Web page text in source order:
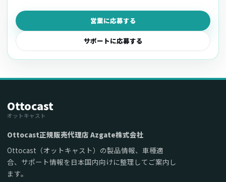
営業に応募する
サポートに応募する
Ottocast
オットキャスト
Ottocast正規販売代理店 Azgate株式会社
Ottocast（オットキャスト）の製品情報、車種適
合、サポート情報を日本国内向けに整理してご案内し
ます。